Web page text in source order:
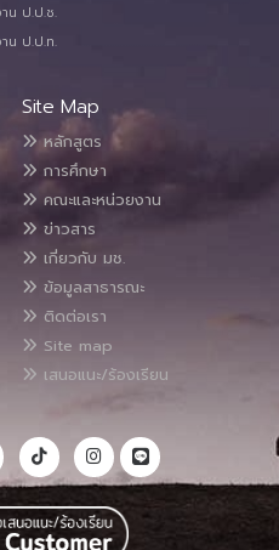
าน ป.ป.ช.
าน ป.ป.ท.
Site Map
หลักสูตร
การศึกษา
คณะและหน่วยงาน
ข่าวสาร
เกี่ยวกับ มช.
ข้อมูลสาธารณะ
ติดต่อเรา
Site map
เสนอแนะ/ร้องเรียน